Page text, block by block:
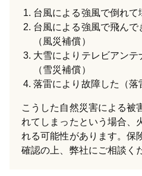
台風による強風で倒れて
台風による強風で飛ん
（風災補償）
大雪によりテレビアンテ
（雪災補償）
落雷により故障した（落
こうした自然災害による被
れてしまったという場合、
れる可能性があります。保
確認の上、弊社にご相談く